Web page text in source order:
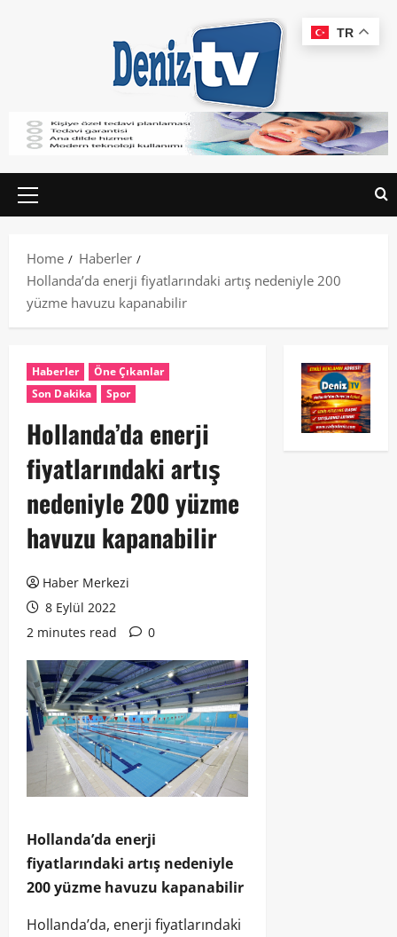
Home
Haberler
Hollanda’da enerji fiyatlarındaki artış nedeniyle 200
yüzme havuzu kapanabilir
Haberler
Öne Çıkanlar
Son Dakika
Spor
Hollanda’da enerji
fiyatlarındaki artış
nedeniyle 200 yüzme
havuzu kapanabilir
Haber Merkezi
8 Eylül 2022
2 minutes read
0
Hollanda’da enerji
fiyatlarındaki artış nedeniyle
200 yüzme havuzu kapanabilir
Hollanda’da, enerji fiyatlarındaki
TR